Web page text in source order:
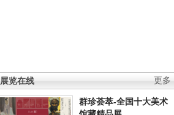
更多
展览在线
群珍荟萃-全国十大美术